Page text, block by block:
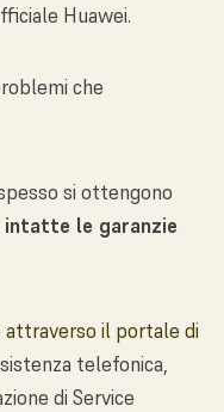
Huawei.
che
si ottengono
intatte le garanzie
attraverso il portale di
telefonica,
di Service